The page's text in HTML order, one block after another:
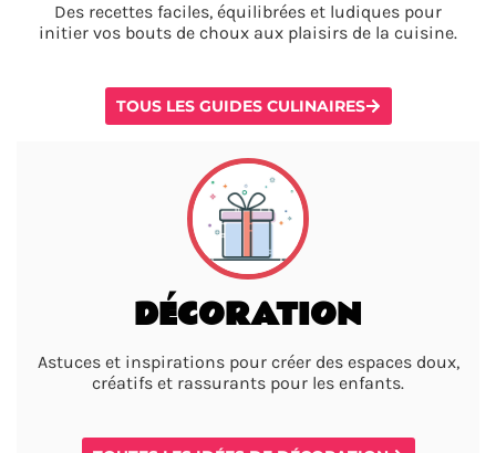
Des recettes faciles, équilibrées et ludiques pour
initier vos bouts de choux aux plaisirs de la cuisine.
TOUS LES GUIDES CULINAIRES
DÉCORATION
Astuces et inspirations pour créer des espaces doux,
créatifs et rassurants pour les enfants.